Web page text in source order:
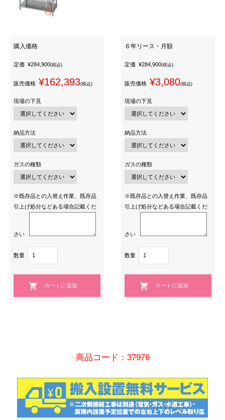
購入価格
定価 ¥284,900(税込)
販売価格 ¥162,393(税込)
現場の下見
納品方法
ガスの種類
※既存品との入替え作業、既存品
引上げ処分などある場合記載くだ
さい
数量
６年リース・月額
定価 ¥284,900(税込)
販売価格 ¥3,080(税込)
現場の下見
納品方法
ガスの種類
※既存品との入替え作業、既存品
引上げ処分などある場合記載くだ
さい
数量
商品コード：37976